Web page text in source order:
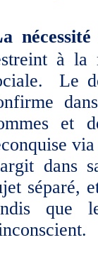
a
à la
Le
et
dans
séparé,
que